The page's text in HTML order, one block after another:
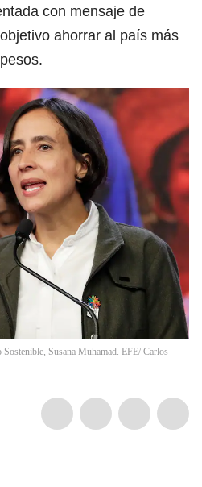
con mensaje de
ahorrar al país más
Susana Muhamad. EFE/ Carlos